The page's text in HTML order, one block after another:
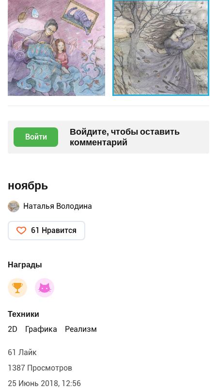
Войти
Войдите, чтобы оставить
комментарий
ноябрь
Наталья Володина
61 Нравится
Награды
Техники
2D
Графика Реализм
61 Лайк
1387 Просмотров
25 Июнь 2018, 12:56